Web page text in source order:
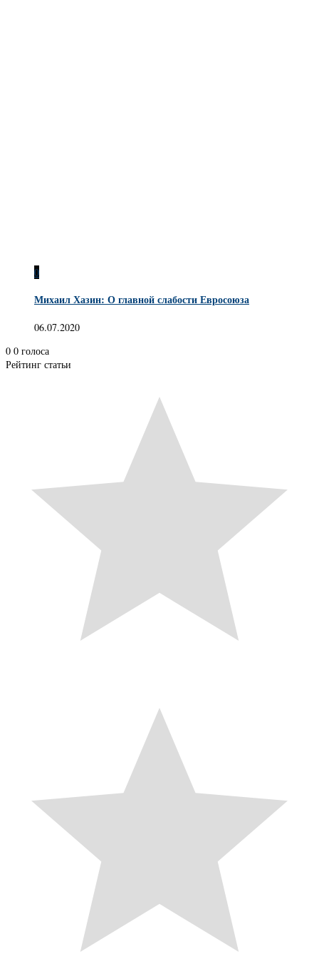
0
Михаил Хазин: О главной слабости Евросоюза
06.07.2020
0 0 голоса
Рейтинг статьи